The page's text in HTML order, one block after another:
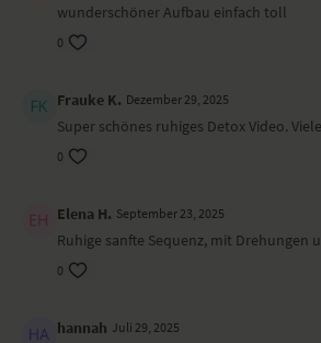
Seitöffnung mit ausgestrecktem Bein
Ausfallschritt mit Beindehnung
Krieger I
Gedrehte Kobra
Standing Split
Vorbeuge
Ausfallschritt mit abgesenktem Knie, sanfte
Seitstütz mit gehobenen Arm und
Dreibeiniger Hund mit abgesenktem Bein
Stuhl
wunderschöner Aufbau einfach toll
0
Frauke K. Dezember 29, 2025
Super schönes ruhiges Detox Video.
0
Elena H. September 23, 2025
Ruhige sanfte Sequenz, mit Drehungen
0
hannah Juli 29, 2025